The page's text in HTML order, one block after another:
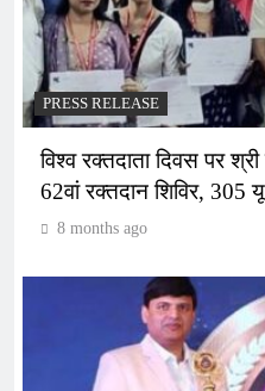
PRESS RELEASE
विश्व रक्तदाता दिवस पर
62वां रक्तदान शिविर,
8 months ago